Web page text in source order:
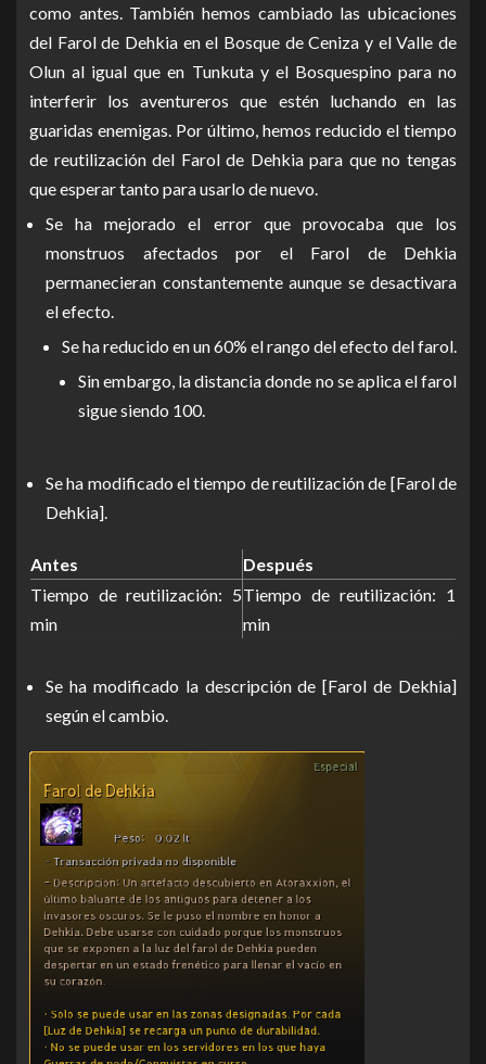
como antes. También hemos cambiado las ubicaciones
del Farol de Dehkia en el Bosque de Ceniza y el Valle de
Olun al igual que en Tunkuta y el Bosquespino para no
interferir los aventureros que estén luchando en las
guaridas enemigas. Por último, hemos reducido el tiempo
de reutilización del Farol de Dehkia para que no tengas
que esperar tanto para usarlo de nuevo.
Se ha mejorado el error que provocaba que los
monstruos afectados por el Farol de Dehkia
permanecieran constantemente aunque se desactivara
el efecto.
Se ha reducido en un 60% el rango del efecto del farol.
Sin embargo, la distancia donde no se aplica el farol
sigue siendo 100.
Se ha modificado el tiempo de reutilización de [Farol de
Dehkia].
Antes
Después
Tiempo de reutilización: 5
min
Tiempo de reutilización: 1
min
Se ha modificado la descripción de [Farol de Dekhia]
según el cambio.